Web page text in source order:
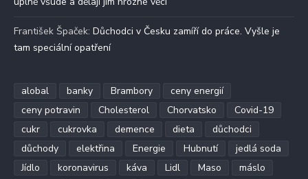
František Špaček: Důchodci v Česku zamíří do práce. Vyšle je
tam speciální opatření
alobal banky Brambory
ceny energií
ceny potravin
Cholesterol Chorvatsko
Covid-19
cukr
cukrovka demence dieta
důchodci
důchody
elektřina Energie Hubnutí
jedlá soda
Jídlo
koronavirus káva Lidl Maso
máslo